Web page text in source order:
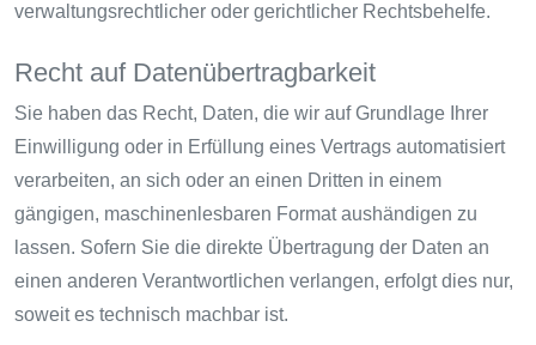
verwaltungsrechtlicher oder gerichtlicher Rechtsbehelfe.
Recht auf Daten­übertrag­barkeit
Sie haben das Recht, Daten, die wir auf Grundlage Ihrer
Einwilligung oder in Erfüllung eines Vertrags automatisiert
verarbeiten, an sich oder an einen Dritten in einem
gängigen, maschinenlesbaren Format aushändigen zu
lassen. Sofern Sie die direkte Übertragung der Daten an
einen anderen Verantwortlichen verlangen, erfolgt dies nur,
soweit es technisch machbar ist.